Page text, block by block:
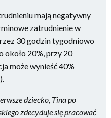
mają negatywny
zatrudnienie w
30 godzin tygodniowo
około 20%, przy 20
może wynieść 40%
dziecko, Tina po
zdecyduje się pracować